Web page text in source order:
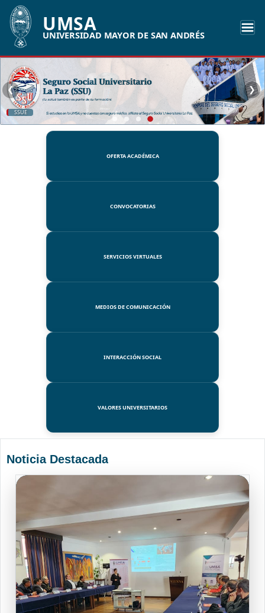
UMSA
UNIVERSIDAD MAYOR DE SAN ANDRÉS
SSUE
❮ ❯
OFERTA ACADÉMICA
CONVOCATORIAS
SERVICIOS VIRTUALES
MEDIOS DE COMUNICACIÓN
INTERACCIÓN SOCIAL
VALORES UNIVERSITARIOS
Noticia Destacada